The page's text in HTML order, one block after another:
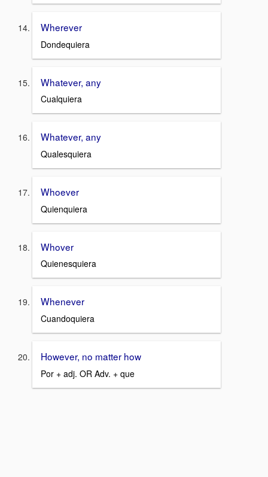
Wherever
Dondequiera
Whatever, any
Cualquiera
Whatever, any
Qualesquiera
Whoever
Quienquiera
Whover
Quienesquiera
Whenever
Cuandoquiera
However, no matter how
Por + adj. OR Adv. + que